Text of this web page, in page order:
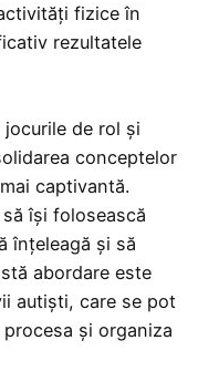
fizice în
rezultatele
de rol și
conceptelor
captivantă.
își folosească
înțeleagă și să
abordare este
autiști, care se pot
și organiza